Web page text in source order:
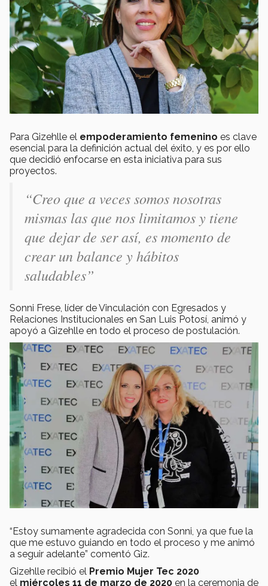
Para Gizehlle el empoderamiento femenino es clave
esencial para la definición actual del éxito, y es por ello
que decidió enfocarse en esta iniciativa para sus
proyectos.
“Creo que a veces somos nosotras
mismas las que nos limitamos y tiene
que dejar de ser así, es momento de
crear un balance y hábitos
saludables”
Sonni Frese, líder de Vinculación con Egresados y
Relaciones Institucionales en San Luis Potosí, animó y
apoyó a Gizehlle en todo el proceso de postulación.
“Estoy sumamente agradecida con Sonni, ya que fue la
que me estuvo guiando en todo el proceso y me animó
a seguir adelante” comentó Giz.
Gizehlle recibió el Premio Mujer Tec 2020
el miércoles 11 de marzo de 2020 en la ceremonia de